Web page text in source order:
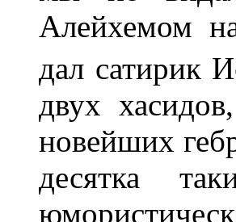
Алейхемом
дал сатирик
двух
новейших
десятка